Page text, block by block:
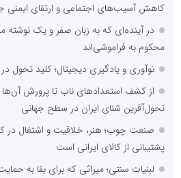
کاهش آسیب‌های اجتماعی و ارتقای ایمنی
در آینده‌ای که به زبان صفر و یک
محکوم به فراموشی‌اند
نوآوری و یادگیری دیجیتال؛ کلید تحول
از کشف استعدادهای ناب تا پرورش آن‌ها
تحول‌آفرین شنای ایران در سطح جهانی
صنعت چوب؛ هنر، خلاقیت و اشتغال در
پشتیبانی از کالای ایرانی است
لبنیات سنتی؛ میراثی که برای بقا به